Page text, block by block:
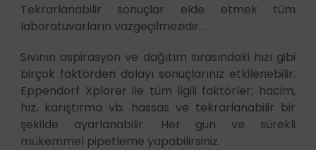
Tekrarlanabilir sonuçlar elde etmek tüm
laboratuvarların vazgeçilmezidir...
Sıvının aspirasyon ve dağıtım sırasındaki hızı gibi
birçok faktörden dolayı sonuçlarınız etkilenebilir.
Eppendorf Xplorer ile tüm ilgili faktörler; hacim,
hız, karıştırma vb. hassas ve tekrarlanabilir bir
şekilde ayarlanabilir. Her gün ve sürekli
mükemmel pipetleme yapabilirsiniz.